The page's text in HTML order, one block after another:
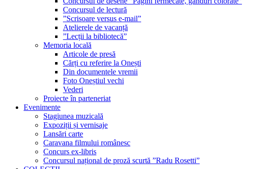
Concursul de lectură
”Scrisoare versus e-mail”
Atelierele de vacanță
”Lecții la bibliotecă”
Memoria locală
Articole de presă
Cărți cu referire la Onești
Din documentele vremii
Foto Oneștiul vechi
Vederi
Proiecte în parteneriat
Evenimente
Stagiunea muzicală
Expoziții și vernisaje
Lansări carte
Caravana filmului românesc
Concurs ex-libris
Concursul național de proză scurtă ”Radu Rosetti”